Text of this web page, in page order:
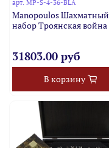
арт.MP-S-4-36-BLA
Manopoulos Шахматный
набор Троянская война
31803.00 руб
В корзину